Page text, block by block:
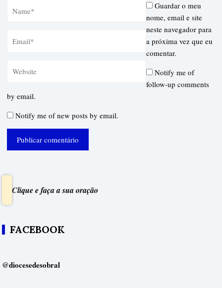
Guardar o meu
nome, email e site
neste navegador para
a próxima vez que eu
comentar.
Notify me of
follow-up comments
by email.
Notify me of new posts by email.
Clique e faça a sua oração
FACEBOOK
@diocesedesobral